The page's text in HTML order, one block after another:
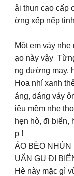
ải thun cao cấp
ờng xếp nếp
Một em váy
ạo này vậy
ng đường may,
Hoa nhí xanh
áng, dáng váy
iệu mềm nhẹ
hẹn hò, đi biển,
p !
ÁO BÈO NHÚN
UẨN GU ĐI
Hè này mặc gì